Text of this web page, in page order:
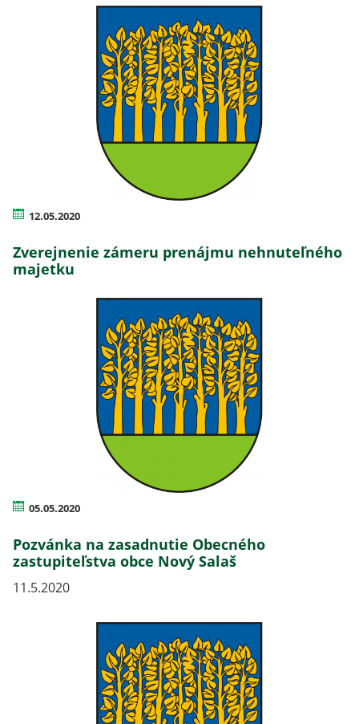
12.05.2020
Zverejnenie zámeru prenájmu nehnuteľného
majetku
05.05.2020
Pozvánka na zasadnutie Obecného
zastupiteľstva obce Nový Salaš
11.5.2020